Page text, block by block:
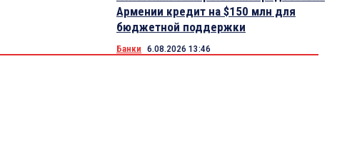
Армении кредит на $150 млн для
бюджетной поддержки
Банки 6.08.2026 13:46